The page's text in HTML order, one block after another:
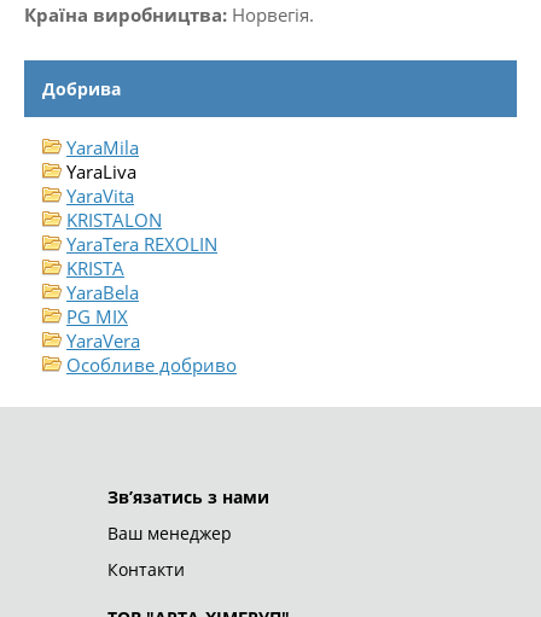
Країна виробництва: Норвегія.
Добрива
YaraMila
YaraLiva
YaraVita
KRISTALON
YaraTera REXOLIN
KRISTA
YaraBela
PG MIX
YaraVera
Особливе добриво
ТОВ "АРТА-ХІМГРУП"© 2026
Зв’язатись з нами
Ваш менеджер
Контакти